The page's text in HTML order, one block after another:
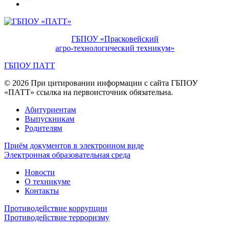
ГБПОУ «Прасковейский
агро-технологический техникум»
ГБПОУ ПАТТ
© 2026 При цитировании информации с сайта ГБПОУ
«ПАТТ» ссылка на первоисточник обязательна.
Абитуриентам
Выпускникам
Родителям
Приём документов в электронном виде
Электронная образовательная среда
Новости
О техникуме
Контакты
Противодействие коррупции
Противодействие терроризму